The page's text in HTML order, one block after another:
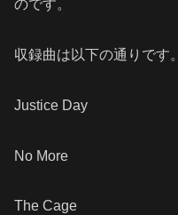
のです。
収録曲は以下の通りです。
Justice Day
No More
The Cage